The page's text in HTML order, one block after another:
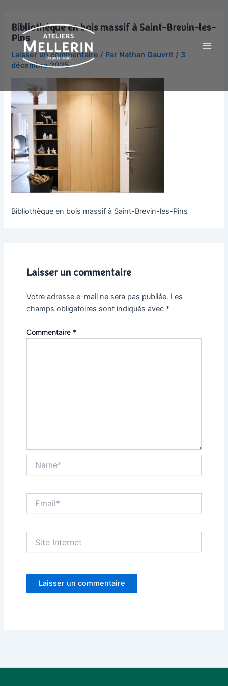
contenu
Bibliothèque en bois massif à Saint-Brevin-les-
Pins
Laisser un commentaire / Par Nathan Gauvrit / 3
décembre 2025
Bibliothèque en bois massif à Saint-Brevin-les-Pins
Laisser un commentaire
Votre adresse e-mail ne sera pas publiée. Les
champs obligatoires sont indiqués avec *
Commentaire *
Internet